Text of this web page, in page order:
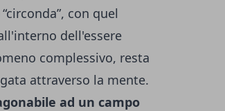
con quel
dell'essere
complessivo, resta
attraverso la mente.
ad un campo